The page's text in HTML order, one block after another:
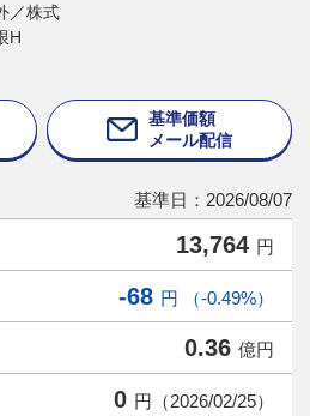
／株式
H
基準価額
メール配信
基準日：2026/08/07
13,764 円
-68 円 （-0.49%）
0.36 億円
0 円（2026/02/25）